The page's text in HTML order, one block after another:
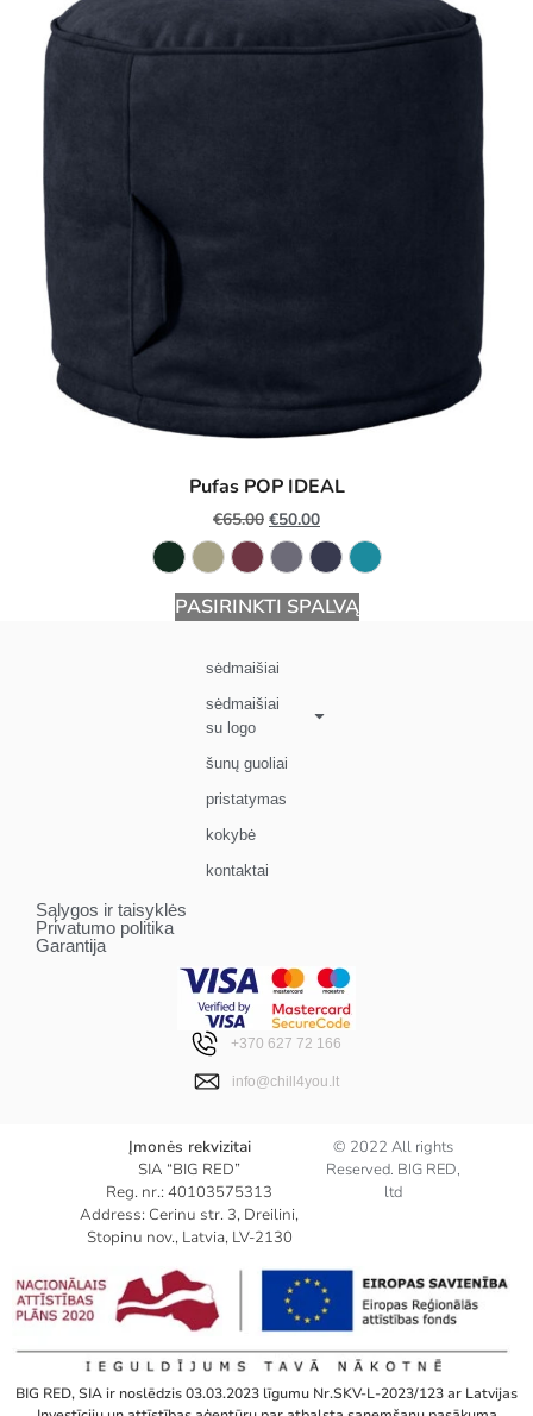
Pufas POP IDEAL
€65.00 €50.00
PASIRINKTI SPALVĄ
sėdmaišiai
sėdmaišiai
su logo
šunų guoliai
pristatymas
kokybė
kontaktai
Sąlygos ir taisyklės
Privatumo politika
Garantija
+370 627 72 166
info@chill4you.lt
Įmonės rekvizitai
SIA “BIG RED”
Reg. nr.: 40103575313
Address: Cerinu str. 3, Dreilini,
Stopinu nov., Latvia, LV-2130
© 2022 All rights
Reserved. BIG RED,
ltd
BIG RED, SIA ir noslēdzis 03.03.2023 līgumu Nr.SKV-L-2023/123 ar Latvijas